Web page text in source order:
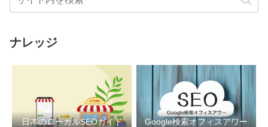
ナレッジ
日本のローカルSEOガイド Google検索オフィスアワー